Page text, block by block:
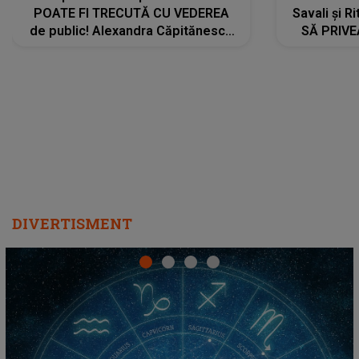
POATE FI TRECUTĂ CU VEDEREA
de public! Alexandra Căpitănescu
Savali și
SĂ
DIVERTISMENT